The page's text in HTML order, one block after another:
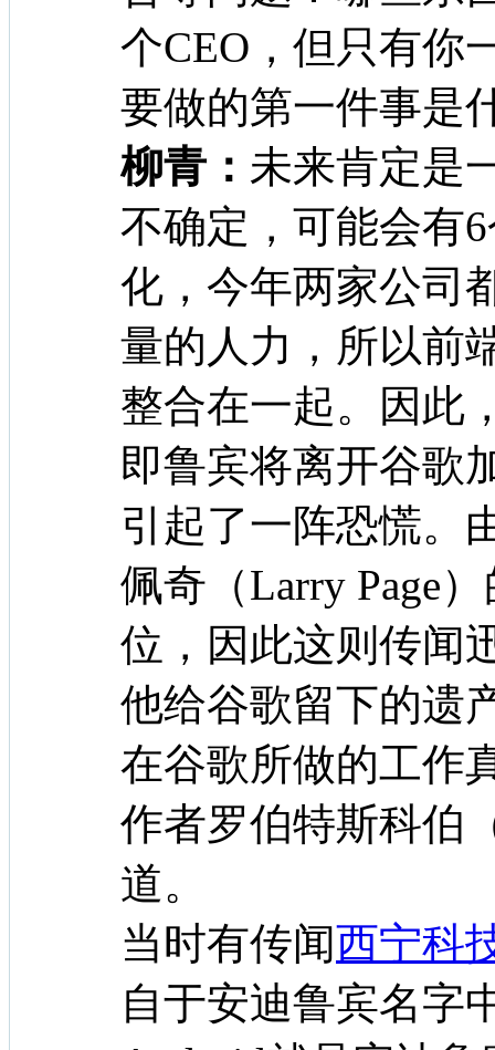
个CEO，但只有你
要做的第一件事是
柳青： 未来肯定是
不确定，可能会有
化，今年两家公司
量的人力，所以前
整合在一起。因此
即鲁宾将离开谷歌
引起了一阵恐慌。
佩奇（Larry Page
位，因此这则传闻
他给谷歌留下的遗
在谷歌所做的工作
作者罗伯特斯科伯
道。
当时有传闻西宁科
自于安迪鲁宾名字